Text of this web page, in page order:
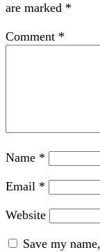
are marked *
Comment *
Name *
Email *
Website
Save my